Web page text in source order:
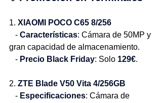
1. XIAOMI POCO C65 8/256
   -
Características: Cámara de 50MP y
gran capacidad de almacenamiento.
   -
Precio Black Friday: Solo 129€.
2. ZTE Blade V50 Vita 4/256GB
   -
Especificaciones: Cámara de